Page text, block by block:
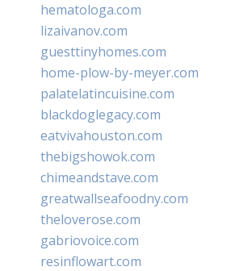
hematologa.com
lizaivanov.com
guesttinyhomes.com
home-plow-by-meyer.com
palatelatincuisine.com
blackdoglegacy.com
eatvivahouston.com
thebigshowok.com
chimeandstave.com
greatwallseafoodny.com
theloverose.com
gabriovoice.com
resinflowart.com